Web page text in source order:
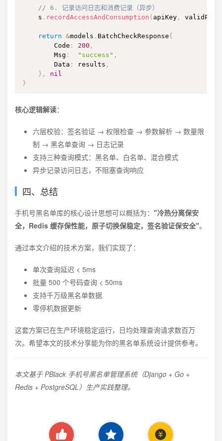
// 6. 记录访问日志和消费记录（异步）
    s
. recordAccessAndConsumption ( apiKey ,
return &models . BatchCheckResponse{
        Code
: 200 ,
        Msg
: "success" ,
        Data
: results ,
} ,
nil
}
核心逻辑解读：
六层校验：签名验证 → 权限检查 → 参数解析 → 数量限
制 → 黑名单查询 → 日志记录
支持三种查询模式：黑名单、白名单、混合模式
异步记录访问日志，不阻塞查询响应
四、总结
手机号黑名单库的核心设计思想可以概括为： "冷热分离保安
全，Redis 缓存保性能，原子切换保稳定，签名验证保安全"。
通过本文介绍的技术方案，我们实现了：
单次查询延迟 < 5ms
批量 500 个号码查询 < 50ms
支持千万级黑名单数据
零停机数据更新
这套方案已在生产环境稳定运行，日均处理查询请求数百万
次。希望本文的技术分享能为你的黑名单系统设计提供参考。
本文基于 PBlack 手机号黑名单管理系统（Django + Go +
Redis + PostgreSQL）生产实践整理。